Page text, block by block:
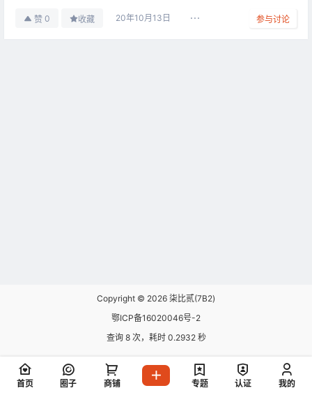
赞 0 收藏 20年10月13日 参与讨论
Copyright © 2026 柒比贰(7B2)
鄂ICP备16020046号-2
查询 8 次，耗时 0.2932 秒
首页 圈子 商铺 专题 认证 我的